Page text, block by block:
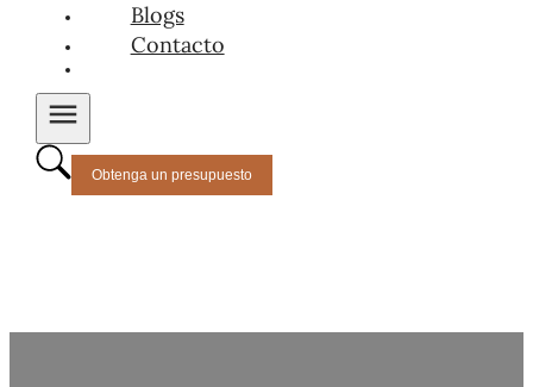
Blogs
Contacto
Obtenga un presupuesto